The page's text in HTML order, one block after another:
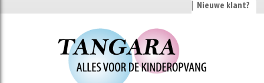
Nieuwe klant?